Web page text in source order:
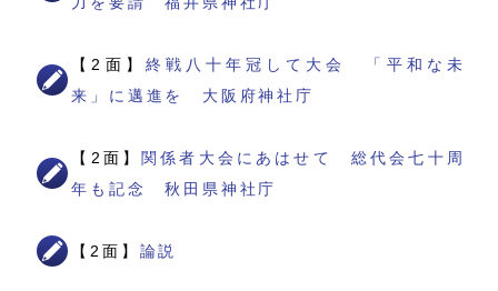
【2面】 終戦八十年冠して大会 「平和な未
来」に邁進を 大阪府神社庁
【2面】 関係者大会にあはせて 総代会七十周
年も記念 秋田県神社庁
【2面】 論説